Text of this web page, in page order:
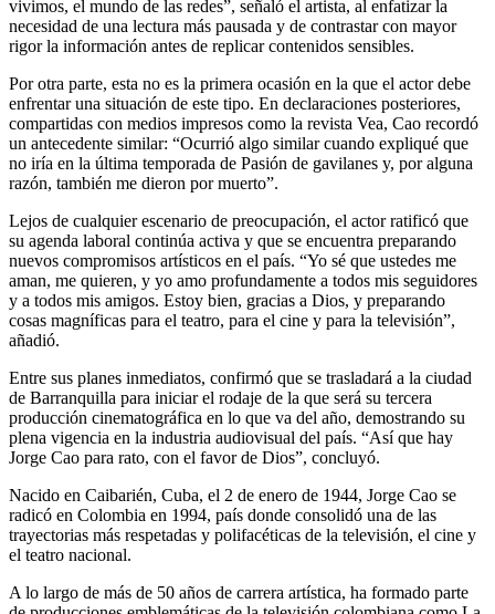
vivimos, el mundo de las redes”, señaló el artista, al enfatizar la
necesidad de una lectura más pausada y de contrastar con mayor
rigor la información antes de replicar contenidos sensibles.
Por otra parte, esta no es la primera ocasión en la que el actor debe
enfrentar una situación de este tipo. En declaraciones posteriores,
compartidas con medios impresos como la revista Vea, Cao recordó
un antecedente similar: “Ocurrió algo similar cuando expliqué que
no iría en la última temporada de Pasión de gavilanes y, por alguna
razón, también me dieron por muerto”.
Lejos de cualquier escenario de preocupación, el actor ratificó que
su agenda laboral continúa activa y que se encuentra preparando
nuevos compromisos artísticos en el país. “Yo sé que ustedes me
aman, me quieren, y yo amo profundamente a todos mis seguidores
y a todos mis amigos. Estoy bien, gracias a Dios, y preparando
cosas magníficas para el teatro, para el cine y para la televisión”,
añadió.
Entre sus planes inmediatos, confirmó que se trasladará a la ciudad
de Barranquilla para iniciar el rodaje de la que será su tercera
producción cinematográfica en lo que va del año, demostrando su
plena vigencia en la industria audiovisual del país. “Así que hay
Jorge Cao para rato, con el favor de Dios”, concluyó.
Nacido en Caibarién, Cuba, el 2 de enero de 1944, Jorge Cao se
radicó en Colombia en 1994, país donde consolidó una de las
trayectorias más respetadas y polifacéticas de la televisión, el cine y
el teatro nacional.
A lo largo de más de 50 años de carrera artística, ha formado parte